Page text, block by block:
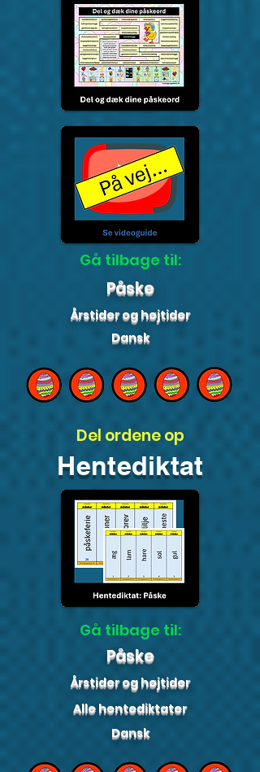
Gå tilbage til:
Påske
Årstider og højtider
Dansk
Del ordene op
Hentediktat
Gå tilbage til:
Påske
Årstider og højtider
Alle hentediktater
Dansk